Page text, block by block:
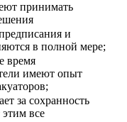
принимать
и
в полной мере;
время
имеют опыт
за сохранность
этим все